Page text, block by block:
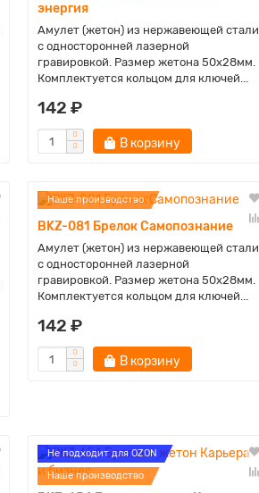
энергия
Амулет (жетон) из нержавеющей стали
с односторонней лазерной
гравировкой. Размер жетона 50х28мм.
Комплектуется кольцом для ключей...
142 ₽
В корзину
Наше производство
BKZ-081 Брелок Самопознание
Амулет (жетон) из нержавеющей стали
с односторонней лазерной
гравировкой. Размер жетона 50х28мм.
Комплектуется кольцом для ключей...
142 ₽
В корзину
Не подходит для OZON
Наше производство